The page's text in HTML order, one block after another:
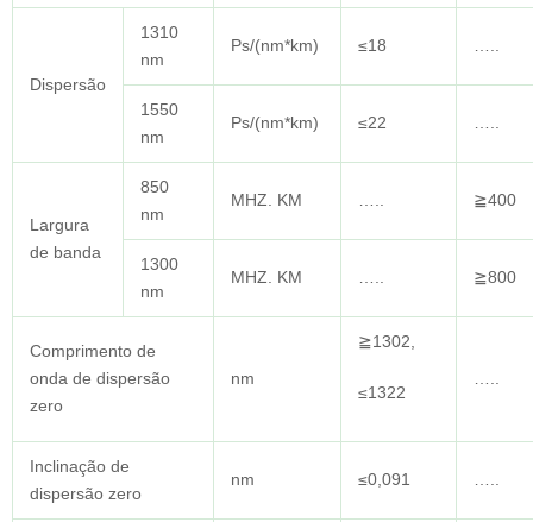
Dispersão
1310
nm
Ps/(nm*km) ≤18 …..
1550
nm
Ps/(nm*km) ≤22 …..
Largura
de banda
850
nm
MHZ. KM ….. ≧400
1300
nm
MHZ. KM ….. ≧800
Comprimento de
onda de dispersão
zero
nm
≧1302,
≤1322
…..
Inclinação de
dispersão zero
nm ≤0,091 …..